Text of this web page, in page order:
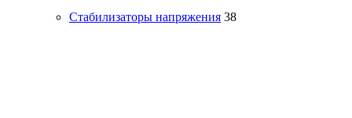
Стабилизаторы напряжения 38